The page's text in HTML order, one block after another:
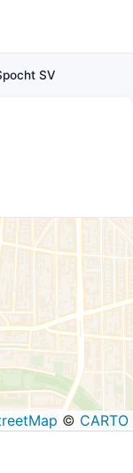
SV
© CARTO